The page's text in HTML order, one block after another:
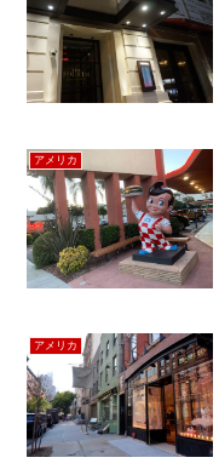
アメリカ
アメリカ